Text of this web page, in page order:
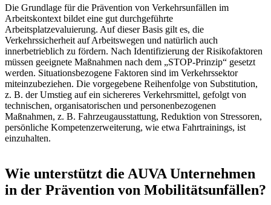
Die Grundlage für die Prävention von Verkehrsunfällen im
Arbeitskontext bildet eine gut durchgeführte
Arbeitsplatzevaluierung. Auf dieser Basis gilt es, die
Verkehrssicherheit auf Arbeitswegen und natürlich auch
innerbetrieblich zu fördern. Nach Identifizierung der Risikofaktoren
müssen geeignete Maßnahmen nach dem „STOP-Prinzip“ gesetzt
werden. Situationsbezogene Faktoren sind im Verkehrssektor
miteinzubeziehen. Die vorgegebene Reihenfolge von Substitution,
z. B. der Umstieg auf ein sichereres Verkehrsmittel, gefolgt von
technischen, organisatorischen und personenbezogenen
Maßnahmen, z. B. Fahrzeugausstattung, Reduktion von Stressoren,
persönliche Kompetenzerweiterung, wie etwa Fahrtrainings, ist
einzuhalten.
Wie unterstützt die AUVA Unternehmen
in der Prävention von Mobilitätsunfällen?